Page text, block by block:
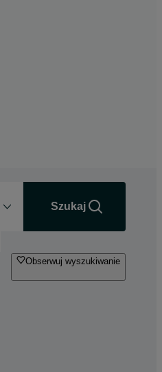
Szukaj
Obserwuj wyszukiwanie